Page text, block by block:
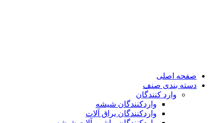
صفحه اصلی
دسته بندی صنف
وارد کنندگان
واردکنندگان شیشه
واردکنندگان یراق آلات